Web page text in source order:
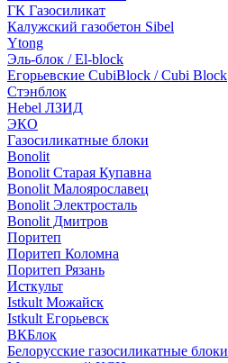
ГК Газосиликат
Калужский газобетон Sibel
Ytong
Эль-блок / El-block
Егорьевские CubiBlock / Cubi Block
Стэнблок
Hebel ЛЗИД
ЭКО
Газосиликатные блоки
Bonolit
Bonolit Старая Купавна
Bonolit Малоярославец
Bonolit Электросталь
Bonolit Дмитров
Поритеп
Поритеп Коломна
Поритеп Рязань
Исткульт
Istkult Можайск
Istkult Егорьевск
ВКБлок
Белорусские газосиликатные блоки